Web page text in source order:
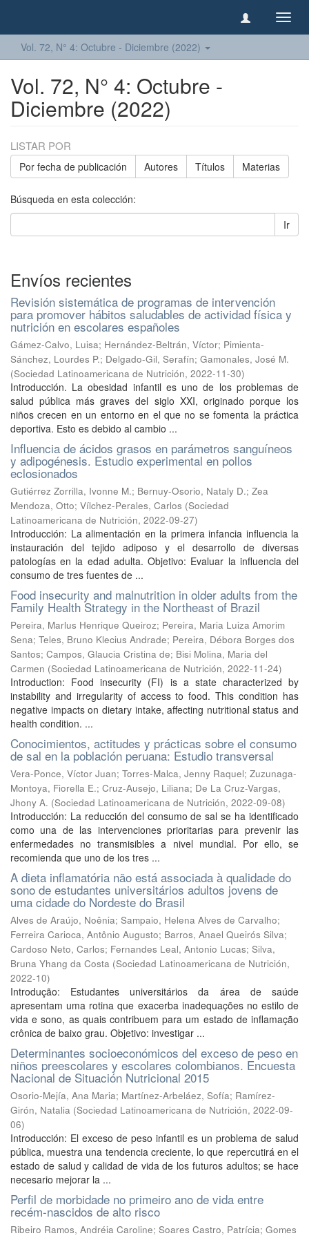
Vol. 72, N° 4: Octubre - Diciembre (2022)
Vol. 72, N° 4: Octubre -
Diciembre (2022)
LISTAR POR
Por fecha de publicación Autores Títulos Materias
Búsqueda en esta colección:
Ir
Envíos recientes
Revisión sistemática de programas de intervención
para promover hábitos saludables de actividad física y
nutrición en escolares españoles
Gámez-Calvo, Luisa; Hernández-Beltrán, Víctor; Pimienta-
Sánchez, Lourdes P.; Delgado-Gil, Serafín; Gamonales, José M.
(Sociedad Latinoamericana de Nutrición, 2022-11-30)
Introducción. La obesidad infantil es uno de los problemas de
salud pública más graves del siglo XXI, originado porque los
niños crecen en un entorno en el que no se fomenta la práctica
deportiva. Esto es debido al cambio ...
Influencia de ácidos grasos en parámetros sanguíneos
y adipogénesis. Estudio experimental en pollos
eclosionados
Gutiérrez Zorrilla, Ivonne M.; Bernuy-Osorio, Nataly D.; Zea
Mendoza, Otto; Vílchez-Perales, Carlos (Sociedad
Latinoamericana de Nutrición, 2022-09-27)
Introducción: La alimentación en la primera infancia influencia la
instauración del tejido adiposo y el desarrollo de diversas
patologías en la edad adulta. Objetivo: Evaluar la influencia del
consumo de tres fuentes de ...
Food insecurity and malnutrition in older adults from the
Family Health Strategy in the Northeast of Brazil
Pereira, Marlus Henrique Queiroz; Pereira, Maria Luiza Amorim
Sena; Teles, Bruno Klecius Andrade; Pereira, Débora Borges dos
Santos; Campos, Glaucia Cristina de; Bisi Molina, Maria del
Carmen (Sociedad Latinoamericana de Nutrición, 2022-11-24)
Introduction: Food insecurity (FI) is a state characterized by
instability and irregularity of access to food. This condition has
negative impacts on dietary intake, affecting nutritional status and
health condition. ...
Conocimientos, actitudes y prácticas sobre el consumo
de sal en la población peruana: Estudio transversal
Vera-Ponce, Víctor Juan; Torres-Malca, Jenny Raquel; Zuzunaga-
Montoya, Fiorella E.; Cruz-Ausejo, Liliana; De La Cruz-Vargas,
Jhony A. (Sociedad Latinoamericana de Nutrición, 2022-09-08)
Introducción: La reducción del consumo de sal se ha identificado
como una de las intervenciones prioritarias para prevenir las
enfermedades no transmisibles a nivel mundial. Por ello, se
recomienda que uno de los tres ...
A dieta inflamatória não está associada à qualidade do
sono de estudantes universitários adultos jovens de
uma cidade do Nordeste do Brasil
Alves de Araújo, Noênia; Sampaio, Helena Alves de Carvalho;
Ferreira Carioca, Antônio Augusto; Barros, Anael Queirós Silva;
Cardoso Neto, Carlos; Fernandes Leal, Antonio Lucas; Silva,
Bruna Yhang da Costa (Sociedad Latinoamericana de Nutrición,
2022-10)
Introdução: Estudantes universitários da área de saúde
apresentam uma rotina que exacerba inadequações no estilo de
vida e sono, as quais contribuem para um estado de inflamação
crônica de baixo grau. Objetivo: investigar ...
Determinantes socioeconómicos del exceso de peso en
niños preescolares y escolares colombianos. Encuesta
Nacional de Situación Nutricional 2015
Osorio-Mejía, Ana Maria; Martínez-Arbeláez, Sofía; Ramírez-
Girón, Natalia (Sociedad Latinoamericana de Nutrición, 2022-09-
06)
Introducción: El exceso de peso infantil es un problema de salud
pública, muestra una tendencia creciente, lo que repercutirá en el
estado de salud y calidad de vida de los futuros adultos; se hace
necesario mejorar la ...
Perfil de morbidade no primeiro ano de vida entre
recém-nascidos de alto risco
Ribeiro Ramos, Andréia Caroline; Soares Castro, Patrícia; Gomes